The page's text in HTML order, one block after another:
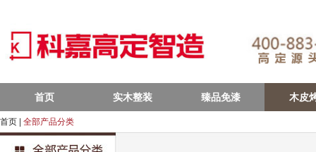
首页 实木整装 臻品免漆 木皮
首页 全部产品分类